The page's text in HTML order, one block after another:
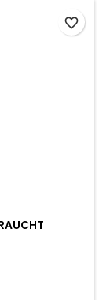
favorite_border